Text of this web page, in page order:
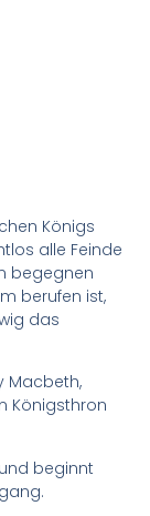
Königs
alle Feinde
begegnen
berufen ist,
das
Macbeth,
Königsthron
beginnt